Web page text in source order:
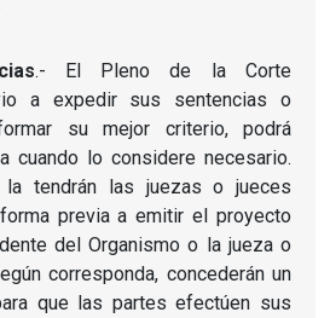
.- El Pleno de la Corte
a expedir sus sentencias o
su mejor criterio, podrá
cuando lo considere necesario.
la tendrán las juezas o jueces
previa a emitir el proyecto
del Organismo o la jueza o
corresponda, concederán un
que las partes efectúen sus